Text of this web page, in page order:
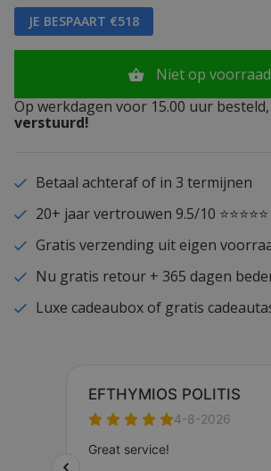
JE BESPAART €518
Niet op voorraad
Op werkdagen voor 15.00 uur besteld,
verstuurd!
Betaal achteraf of in 3 termijnen
20+ jaar vertrouwen 9.5/10 ⭐⭐⭐⭐⭐
Gratis verzending uit eigen
Nu gratis retour + 365 dagen
Luxe cadeaubox of gratis